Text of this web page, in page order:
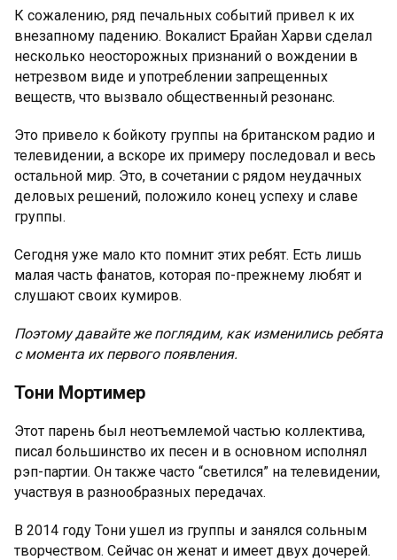
К сожалению, ряд печальных событий привел к их
внезапному падению. Вокалист Брайан Харви сделал
несколько неосторожных признаний о вождении в
нетрезвом виде и употреблении запрещенных
веществ, что вызвало общественный резонанс.
Это привело к бойкоту группы на британском радио и
телевидении, а вскоре их примеру последовал и весь
остальной мир. Это, в сочетании с рядом неудачных
деловых решений, положило конец успеху и славе
группы.
Сегодня уже мало кто помнит этих ребят. Есть лишь
малая часть фанатов, которая по-прежнему любят и
слушают своих кумиров.
Поэтому давайте же поглядим, как изменились ребята
с момента их первого появления.
Тони Мортимер
Этот парень был неотъемлемой частью коллектива,
писал большинство их песен и в основном исполнял
рэп-партии. Он также часто “светился” на телевидении,
участвуя в разнообразных передачах.
В 2014 году Тони ушел из группы и занялся сольным
творчеством. Сейчас он женат и имеет двух дочерей.